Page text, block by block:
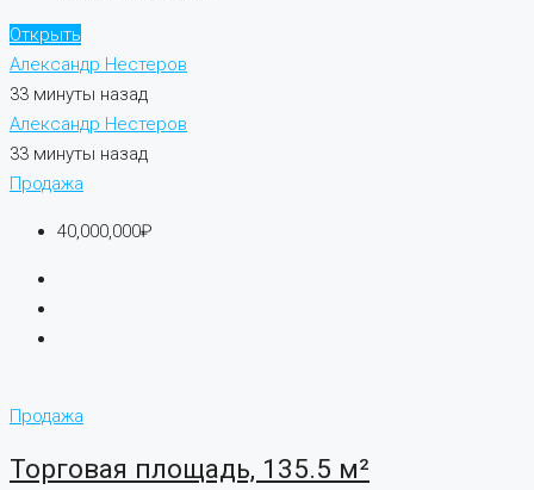
Открыть
Александр Нестеров
33 минуты назад
Александр Нестеров
33 минуты назад
Продажа
40,000,000₽
Продажа
Торговая площадь, 135.5 м²